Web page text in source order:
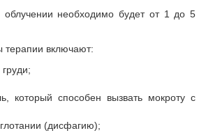
облучении необходимо будет от 1 до 5
включают:
который способен вызвать мокроту с
(дисфагию);